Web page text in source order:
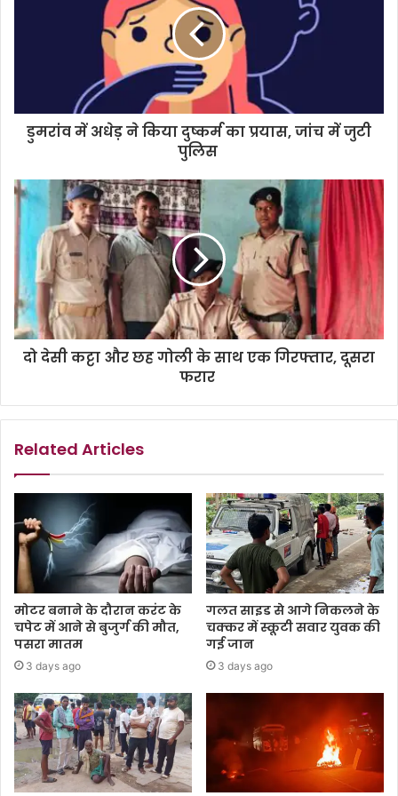
e
डुमरांव में अधेड़ ने किया दुष्कर्म का प्रयास, जांच में जुटी
पुलिस
दो देसी कट्टा और छह गोली के साथ एक गिरफ्तार, दूसरा
फरार
Related Articles
मोटर बनाने के दौरान करंट के
चपेट में आने से बुजुर्ग की मौत,
पसरा मातम
3 days ago
गलत साइड से आगे निकलने के
चक्कर में स्कूटी सवार युवक की
गई जान
3 days ago